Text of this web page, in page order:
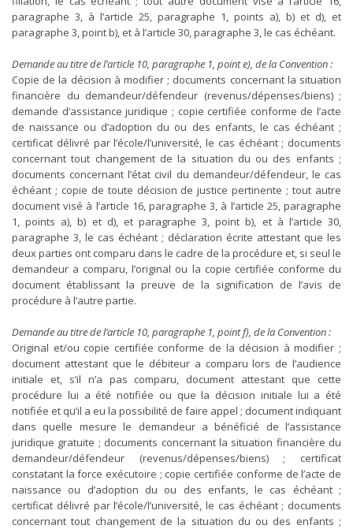
paragraphe 3, à l’article 25, paragraphe 1, points a), b) et d), et
paragraphe 3, point b), et à l’article 30, paragraphe 3, le cas échéant.
Demande au titre de l’article 10, paragraphe 1, point e), de la Convention :
Copie de la décision à modifier ; documents concernant la situation
financière du demandeur/défendeur (revenus/dépenses/biens) ;
demande d’assistance juridique ; copie certifiée conforme de l’acte
de naissance ou d’adoption du ou des enfants, le cas échéant ;
certificat délivré par l’école/l’université, le cas échéant ; documents
concernant tout changement de la situation du ou des enfants ;
documents concernant l’état civil du demandeur/défendeur, le cas
échéant ; copie de toute décision de justice pertinente ; tout autre
document visé à l’article 16, paragraphe 3, à l’article 25, paragraphe
1, points a), b) et d), et paragraphe 3, point b), et à l’article 30,
paragraphe 3, le cas échéant ; déclaration écrite attestant que les
deux parties ont comparu dans le cadre de la procédure et, si seul le
demandeur a comparu, l’original ou la copie certifiée conforme du
document établissant la preuve de la signification de l’avis de
procédure à l’autre partie.
Demande au titre de l’article 10, paragraphe 1, point f), de la Convention :
Original et/ou copie certifiée conforme de la décision à modifier ;
document attestant que le débiteur a comparu lors de l’audience
initiale et, s’il n’a pas comparu, document attestant que cette
procédure lui a été notifiée ou que la décision initiale lui a été
notifiée et qu’il a eu la possibilité de faire appel ; document indiquant
dans quelle mesure le demandeur a bénéficié de l’assistance
juridique gratuite ; documents concernant la situation financière du
demandeur/défendeur (revenus/dépenses/biens) ; certificat
constatant la force exécutoire ; copie certifiée conforme de l’acte de
naissance ou d’adoption du ou des enfants, le cas échéant ;
certificat délivré par l’école/l’université, le cas échéant ; documents
concernant tout changement de la situation du ou des enfants ;